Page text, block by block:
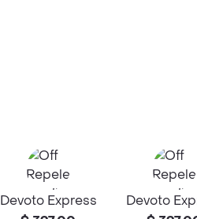
Devoto Express
Devoto